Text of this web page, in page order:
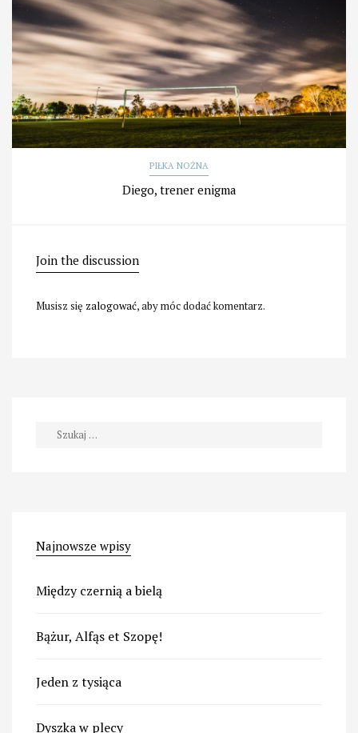
PIŁKA NOŻNA
Diego, trener enigma
Join the discussion
Musisz się zalogować, aby móc dodać komentarz.
Szukaj:
Najnowsze wpisy
Między czernią a bielą
Bążur, Alfąs et Szopę!
Jeden z tysiąca
Dyszka w plecy